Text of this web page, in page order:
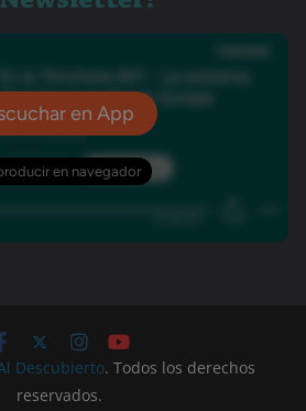
Descubierto. Todos los derechos
reservados.